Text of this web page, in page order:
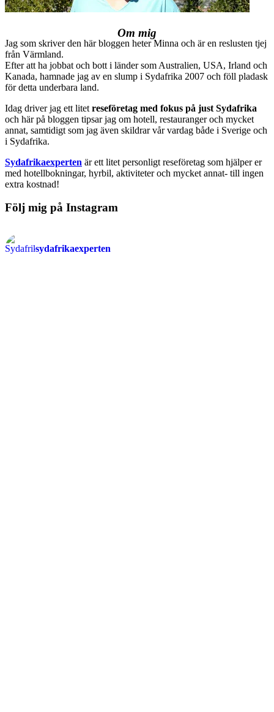
Om mig
Jag som skriver den här bloggen heter Minna och är en reslusten tjej
från Värmland.
Efter att ha jobbat och bott i länder som Australien, USA, Irland och
Kanada, hamnade jag av en slump i Sydafrika 2007 och föll pladask
för detta underbara land.
Idag driver jag ett litet reseföretag med fokus på just Sydafrika
och här på bloggen tipsar jag om hotell, restauranger och mycket
annat, samtidigt som jag även skildrar vår vardag både i Sverige och
i Sydafrika.
Sydafrikaexperten är ett litet personligt reseföretag som hjälper er
med hotellbokningar, hyrbil, aktiviteter och mycket annat- till ingen
extra kostnad!
Följ mig på Instagram
sydafrikaexperten